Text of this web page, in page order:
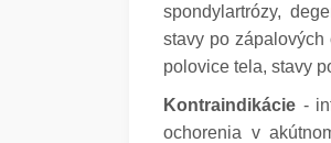
spondylartrózy,
stavy po
polovice tela, stavy
Kontraindikácie -
ochorenia v